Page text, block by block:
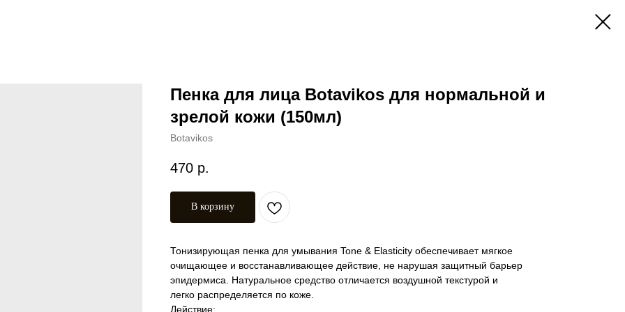
Пенка для лица Botavikos для нормальной и
зрелой кожи (150мл)
Botavikos
470 р.
В корзину
Тонизирующая пенка для умывания Tone & Elasticity обеспечивает мягкое
очищающее и восстанавливающее действие, не нарушая защитный барьер
эпидермиса. Натуральное средство отличается воздушной текстурой и
легко распределяется по коже.
Действие: